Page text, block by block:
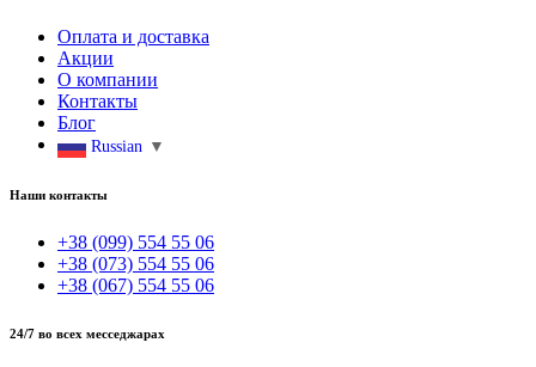
Оплата и доставка
Акции
О компании
Контакты
Блог
Russian ▼
Наши контакты
+38 (099) 554 55 06
+38 (073) 554 55 06
+38 (067) 554 55 06
24/7 во всех месседжарах